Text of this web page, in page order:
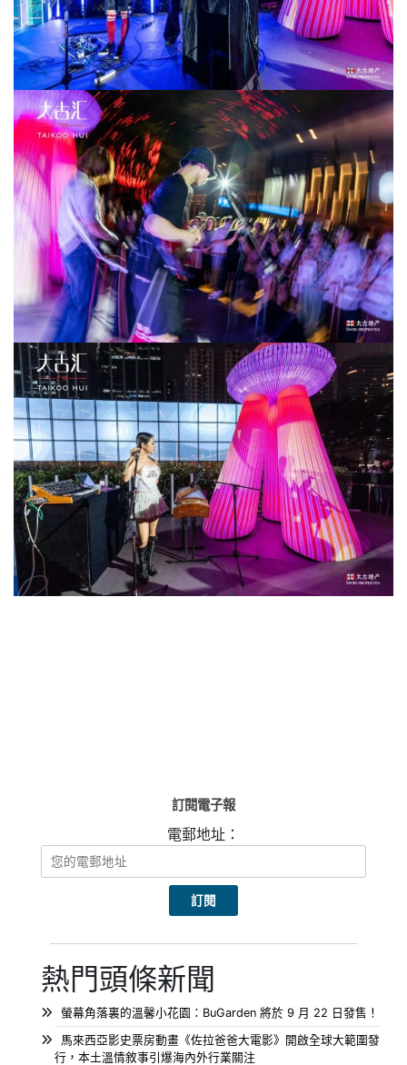
訂閱電子報
電郵地址：
熱門頭條新聞
螢幕角落裏的溫馨小花園：BuGarden 將於 9 月 22 日發售！
馬來西亞影史票房動畫《佐拉爸爸大電影》開啟全球大範圍發
行，本土溫情敘事引爆海內外行業關注